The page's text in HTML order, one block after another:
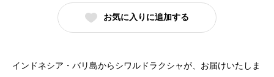
お気に入りに追加する
インドネシア・バリ島からシワルドラクシャが、お届けいたしま